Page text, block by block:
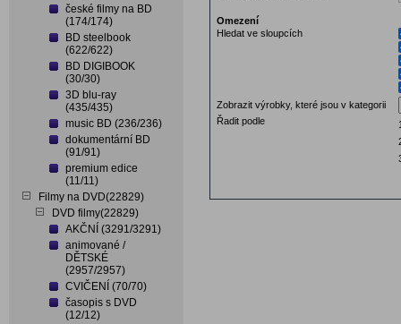
české filmy na BD
(174/174)
BD steelbook
(622/622)
BD DIGIBOOK
(30/30)
3D blu-ray
(435/435)
music BD (236/236)
dokumentární BD
(91/91)
premium edice
(11/11)
Filmy na DVD(22829)
DVD filmy(22829)
AKČNÍ (3291/3291)
animované /
DĚTSKÉ
(2957/2957)
CVIČENÍ (70/70)
časopis s DVD
(12/12)
Omezení
Hledat ve sloupcích
Zobrazit výrobky, které jsou v kategorii
Řadit podle